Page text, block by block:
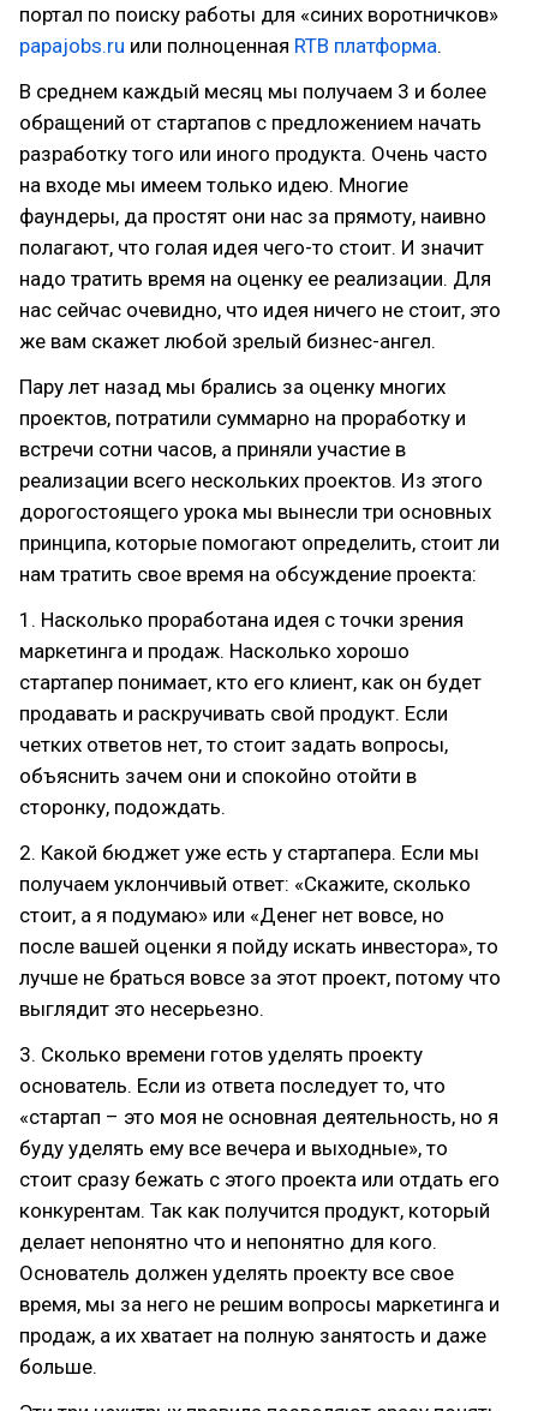
портал по поиску работы для «синих воротничков»
papajobs.ru или полноценная RTB платформа.
В среднем каждый месяц мы получаем 3 и более
обращений от стартапов с предложением начать
разработку того или иного продукта. Очень часто
на входе мы имеем только идею. Многие
фаундеры, да простят они нас за прямоту, наивно
полагают, что голая идея чего-то стоит. И значит
надо тратить время на оценку ее реализации. Для
нас сейчас очевидно, что идея ничего не стоит, это
же вам скажет любой зрелый бизнес-ангел.
Пару лет назад мы брались за оценку многих
проектов, потратили суммарно на проработку и
встречи сотни часов, а приняли участие в
реализации всего нескольких проектов. Из этого
дорогостоящего урока мы вынесли три основных
принципа, которые помогают определить, стоит ли
нам тратить свое время на обсуждение проекта:
1. Насколько проработана идея с точки зрения
маркетинга и продаж. Насколько хорошо
стартапер понимает, кто его клиент, как он будет
продавать и раскручивать свой продукт. Если
четких ответов нет, то стоит задать вопросы,
объяснить зачем они и спокойно отойти в
сторонку, подождать.
2. Какой бюджет уже есть у стартапера. Если мы
получаем уклончивый ответ: «Cкажите, сколько
стоит, а я подумаю» или «Денег нет вовсе, но
после вашей оценки я пойду искать инвестора», то
лучше не браться вовсе за этот проект, потому что
выглядит это несерьезно.
3. Сколько времени готов уделять проекту
основатель. Если из ответа последует то, что
«стартап – это моя не основная деятельность, но я
буду уделять ему все вечера и выходные», то
стоит сразу бежать с этого проекта или отдать его
конкурентам. Так как получится продукт, который
делает непонятно что и непонятно для кого.
Основатель должен уделять проекту все свое
время, мы за него не решим вопросы маркетинга и
продаж, а их хватает на полную занятость и даже
больше.